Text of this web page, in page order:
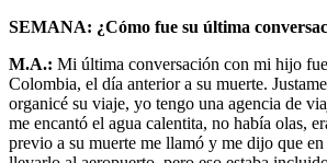
SEMANA: ¿Cómo fue su última
M.A.: Mi última conversación con mi hijo
Colombia, el día anterior a su muerte.
organicé su viaje, yo tengo una agencia de
me encantó el agua calentita, no había olas,
previo a su muerte me llamó y me dijo que